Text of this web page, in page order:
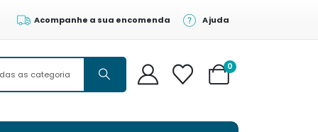
Acompanhe a sua encomenda Ajuda
0